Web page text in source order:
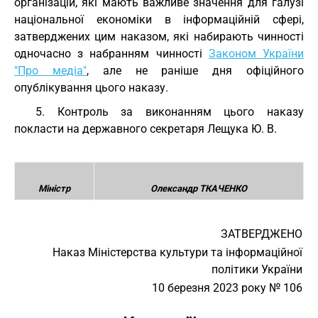
національної економіки в інформаційній сфері,
затверджених цим наказом, які набирають чинності
одночасно з набранням чинності Законом України
"Про медіа", але не раніше дня офіційного
опублікування цього наказу.
5. Контроль за виконанням цього наказу
покласти на державного секретаря Лещука Ю. В.
Міністр Олександр ТКАЧЕНКО
ЗАТВЕРДЖЕНО
Наказ Міністерства культури та інформаційної
політики України
10 березня 2023 року № 106